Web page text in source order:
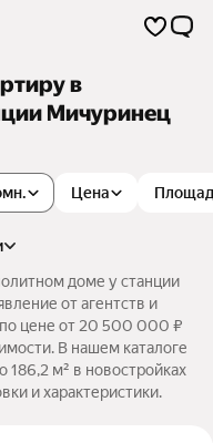
в
Мичуринец
Цена
доме у станции
от агентств и
цене от 20 500 000 ₽
В нашем каталоге
м² в новостройках
и характеристики.